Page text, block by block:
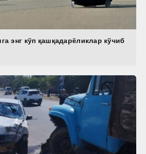
энг кўп қашқадарёликлар кўчиб